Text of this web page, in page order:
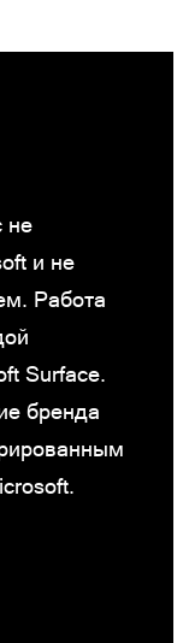
не
и не
Работа
Surface.
бренда